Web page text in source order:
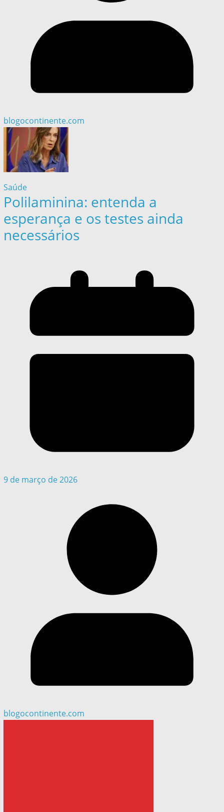
blogocontinente.com
Saúde
Polilaminina: entenda a
esperança e os testes ainda
necessários
9 de março de 2026
blogocontinente.com